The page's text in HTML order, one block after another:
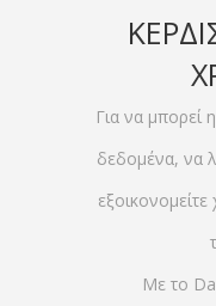
Για να μπορεί
δεδομένα, να
Με το